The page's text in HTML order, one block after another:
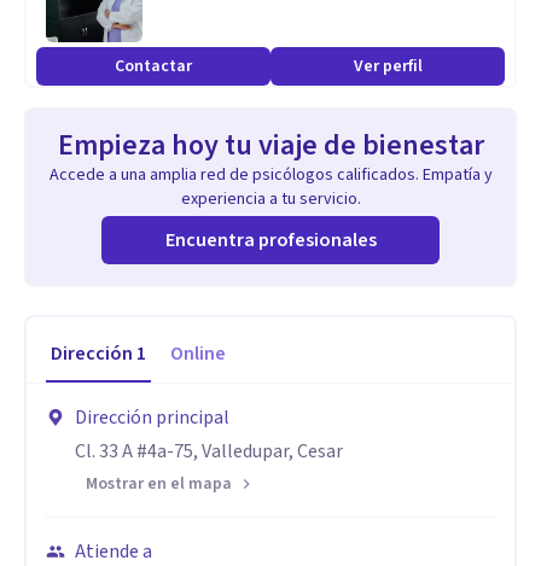
Contactar Ver perfil
Empieza hoy tu viaje de bienestar
Accede a una amplia red de psicólogos calificados. Empatía y
experiencia a tu servicio.
Encuentra profesionales
Dirección 1 Online
Dirección principal
Cl. 33 A #4a-75, Valledupar, Cesar
Mostrar en el mapa
Atiende a